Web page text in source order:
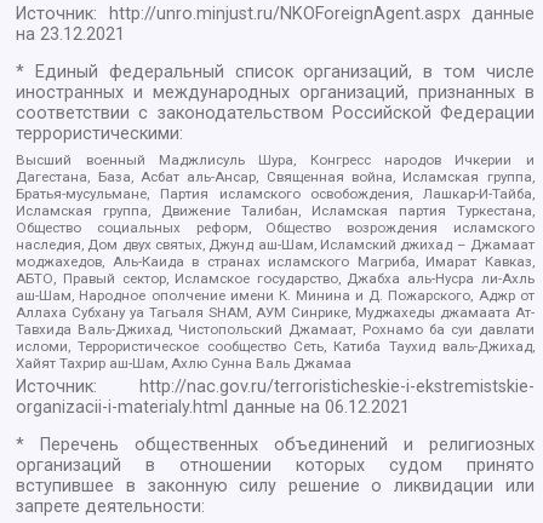
Источник: http://unro.minjust.ru/NKOForeignAgent.aspxданные
на23.12.2021
* Единый федеральный список организаций, в том числе
иностранных и международных организаций, признанных в
соответствии с законодательством Российской Федерации
террористическими:
Высший военный Маджлисуль Шура, Конгресс народов Ичкерии и
Дагестана, База, Асбат аль-Ансар, Священная война, Исламская группа,
Братья-мусульмане, Партия исламского освобождения, Лашкар-И-Тайба,
Исламская группа, Движение Талибан, Исламская партия Туркестана,
Общество социальных реформ, Общество возрождения исламского
наследия, Дом двух святых, Джунд аш-Шам, Исламский джихад – Джамаат
моджахедов, Аль-Каида в странах исламского Магриба, Имарат Кавказ,
АБТО, Правый сектор, Исламское государство, Джабха аль-Нусра ли-Ахль
аш-Шам, Народное ополчение имени К. Минина и Д. Пожарского, Аджр от
Аллаха Субхану уа Тагьаля SHAM, АУМ Синрике, Муджахеды джамаата Ат-
Тавхида Валь-Джихад, Чистопольский Джамаат, Рохнамо ба суи давлати
исломи, Террористическое сообщество Сеть, Катиба Таухид валь-Джихад,
Хайят Тахрир аш-Шам, Ахлю Сунна Валь Джамаа
Источник:
http://nac.gov.ru/terroristicheskie-i-ekstremistskie-
organizacii-i-materialy.html данные на06.12.2021
* Перечень общественных объединений и религиозных
организаций в отношении которых судом принято
вступившее в законную силу решение о ликвидации или
запрете деятельности: